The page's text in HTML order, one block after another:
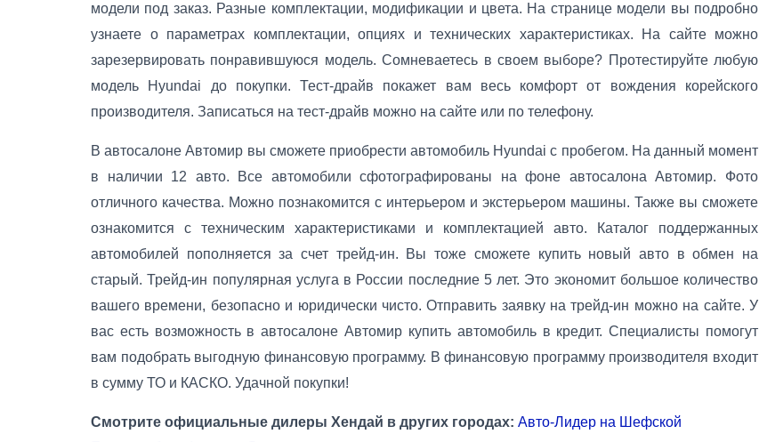
модели под заказ. Разные комплектации, модификации и цвета. На странице модели вы подробно
узнаете о параметрах комплектации, опциях и технических характеристиках. На сайте можно
зарезервировать понравившуюся модель. Сомневаетесь в своем выборе? Протестируйте любую
модель Hyundai до покупки. Тест-драйв покажет вам весь комфорт от вождения корейского
производителя. Записаться на тест-драйв можно на сайте или по телефону.
В автосалоне Автомир вы сможете приобрести автомобиль Hyundai с пробегом. На данный момент
в наличии 12 авто. Все автомобили сфотографированы на фоне автосалона Автомир. Фото
отличного качества. Можно познакомится с интерьером и экстерьером машины. Также вы сможете
ознакомится с техническим характеристиками и комплектацией авто. Каталог поддержанных
автомобилей пополняется за счет трейд-ин. Вы тоже сможете купить новый авто в обмен на
старый. Трейд-ин популярная услуга в России последние 5 лет. Это экономит большое количество
вашего времени, безопасно и юридически чисто. Отправить заявку на трейд-ин можно на сайте. У
вас есть возможность в автосалоне Автомир купить автомобиль в кредит. Специалисты помогут
вам подобрать выгодную финансовую программу. В финансовую программу производителя входит
в сумму ТО и КАСКО. Удачной покупки!
Смотрите официальные дилеры Хендай в других городах: Авто-Лидер на Шефской